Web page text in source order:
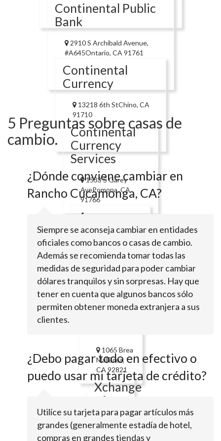
Continental Public
Bank
2910 S Archibald Avenue,
#A645Ontario, CA 91761
Continental
Currency
13218 6th StChino, CA
91710
Continental
Currency
Services
1533 S Garey
AvePomona, CA
91766
Asooc
Foreign
Exchange
9850 Sierra
AveFontana, CA
92335
Travelex
Currency
1065 Brea
MallBrea,
CA 92821
Xchange
of
America
6000
5 Preguntas sobre casas de
cambio.
¿Dónde conviene cambiar en
Rancho Cucamonga, CA?
Siempre se aconseja cambiar en entidades
oficiales como bancos o casas de cambio.
Además se recomienda tomar todas las
medidas de seguridad para poder cambiar
dólares tranquilos y sin sorpresas. Hay que
tener en cuenta que algunos bancos sólo
permiten obtener moneda extranjera a sus
clientes.
¿Debo pagar todo en efectivo o
puedo usar mi tarjeta de crédito?
Utilíce su tarjeta para pagar artículos más
grandes (generalmente estadía de hotel,
compras en grandes tiendas y